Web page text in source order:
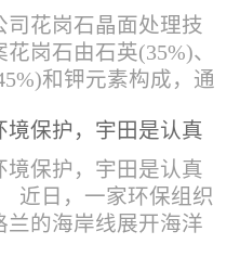
司花岗石晶面处理技
花岗石由石英(35%)、
和钾元素构成，通
少量的方解石，表面
具有矿物颗粒的结晶
度比大理石硬，硬度
右。维护比大理石容
境保护，宇田是认真
境保护，宇田是认真
日，一家环保组织
兰的海岸线展开海洋